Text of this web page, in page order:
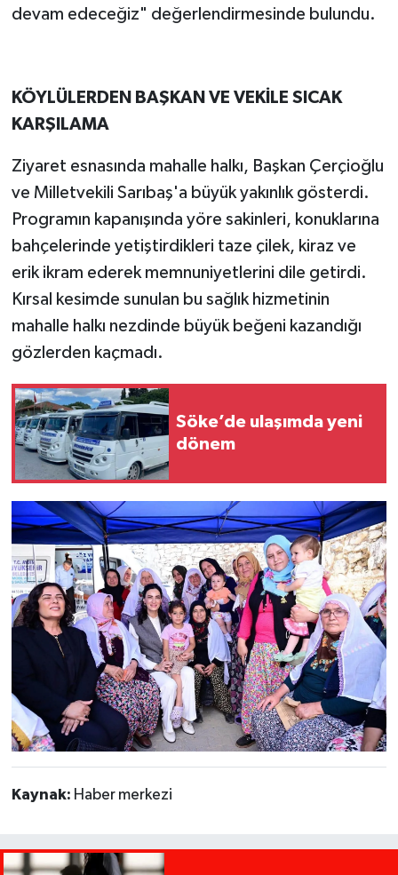
devam edeceğiz" değerlendirmesinde bulundu.
KÖYLÜLERDEN BAŞKAN VE VEKİLE SICAK
KARŞILAMA
Ziyaret esnasında mahalle halkı, Başkan Çerçioğlu
ve Milletvekili Sarıbaş'a büyük yakınlık gösterdi.
Programın kapanışında yöre sakinleri, konuklarına
bahçelerinde yetiştirdikleri taze çilek, kiraz ve
erik ikram ederek memnuniyetlerini dile getirdi.
Kırsal kesimde sunulan bu sağlık hizmetinin
mahalle halkı nezdinde büyük beğeni kazandığı
gözlerden kaçmadı.
Söke’de ulaşımda yeni
dönem
Kaynak: Haber merkezi